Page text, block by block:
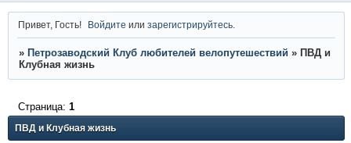
Привет, Гость! Войдите илизарегистрируйтесь
» Петрозаводский Клуб любителей велопутешествий » ПВД и
Клубная жизнь
ПВД и Клубная жизнь
Страница: 1